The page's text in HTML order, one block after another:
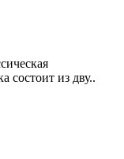
из дву..